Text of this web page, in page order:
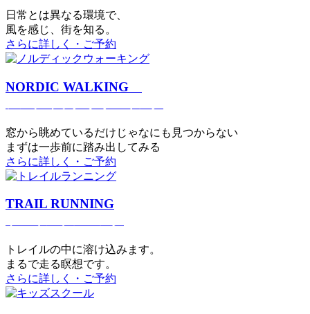
日常とは異なる環境で、
風を感じ、街を知る。
さらに詳しく・ご予約
NORDIC WALKING
窓から眺めているだけじゃなにも見つからない
まずは一歩前に踏み出してみる
さらに詳しく・ご予約
TRAIL RUNNING
トレイルの中に溶け込みます。
まるで⾛る瞑想です。
さらに詳しく・ご予約